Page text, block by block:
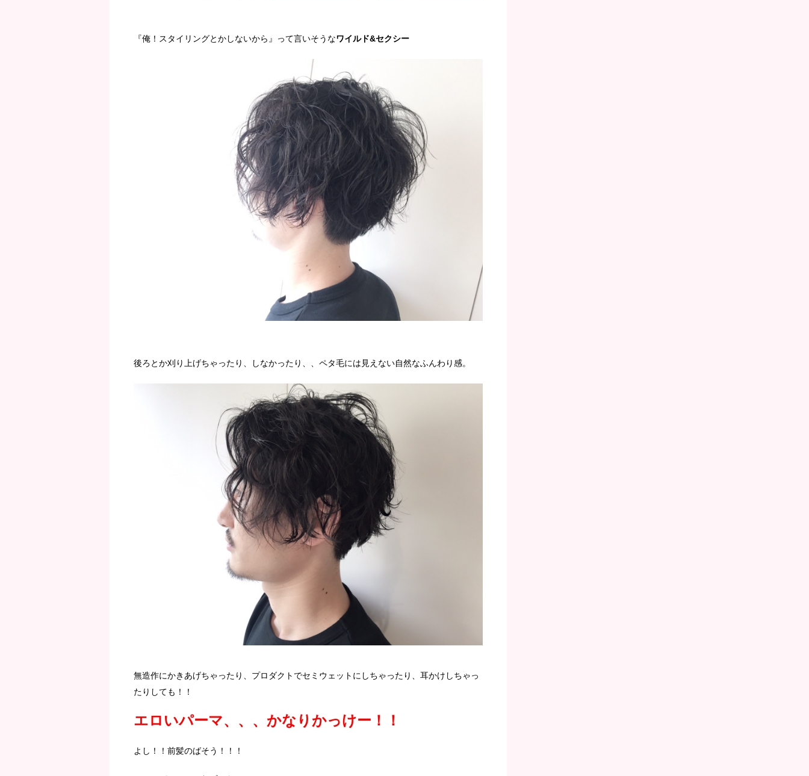
『俺！スタイリングとかしないから』って言いそうなワイルド&セクシー
後ろとか刈り上げちゃったり、しなかったり、、ペタ毛には見えない自然なふんわり感。
無造作にかきあげちゃったり、プロダクトでセミウェットにしちゃったり、耳かけしちゃっ
たりしても！！
エロいパーマ、、、かなりかっけー！！
よし！！前髪のばそう！！！